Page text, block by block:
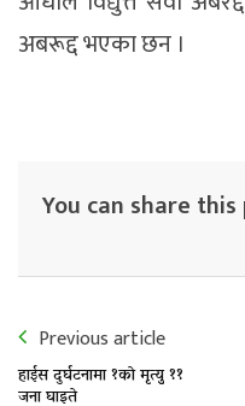
अबरूद्द भएका छन ।
You can share
Previous article
हाईस दुर्घटनामा १काे मृत्युु ११
जना घाइते